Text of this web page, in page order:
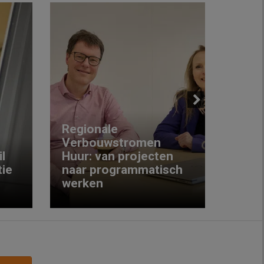
Regionale
Verbouwstromen
Huur: van projecten
naar programmatisch
werken
Next